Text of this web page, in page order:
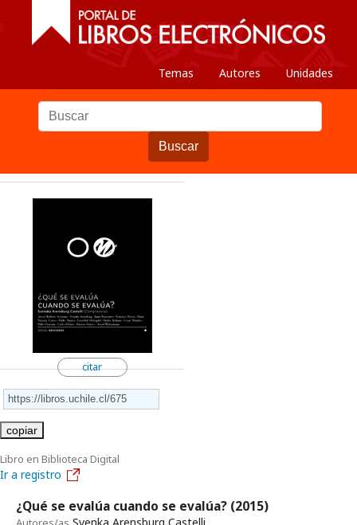
Temas Autores Unidades
Buscar
citar
copiar
Libro en Biblioteca Digital
Ir a registro
¿Qué se evalúa cuando se evalúa? (2015)